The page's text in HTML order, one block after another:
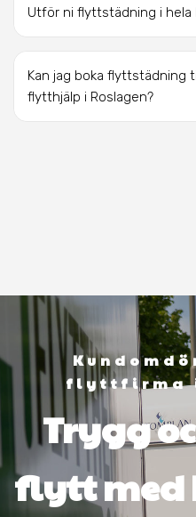
Utför ni flyttstädning i hela
Kan jag boka flyttstädning
flytthjälp i Roslagen?
flyttfirma i
Trygg
flytt med